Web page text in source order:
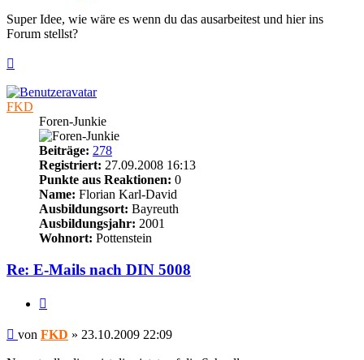
Super Idee, wie wäre es wenn du das ausarbeitest und hier ins
Forum stellst?
FKD
Foren-Junkie
Beiträge: 278
Registriert: 27.09.2008 16:13
Punkte aus Reaktionen: 0
Name: Florian Karl-David
Ausbildungsort: Bayreuth
Ausbildungsjahr: 2001
Wohnort: Pottenstein
Re: E-Mails nach DIN 5008
Beitrag
von FKD » 23.10.2009 22:09